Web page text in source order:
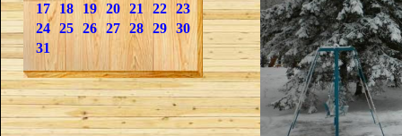
17
18 19 20 21 22 23
24 25 26 27 28 29 30
31